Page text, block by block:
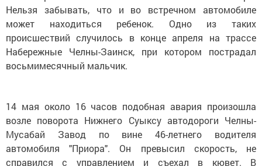
Нельзя забывать, что и во встречном автомобиле
может находиться ребенок. Одно из таких
происшествий случилось в конце апреля на трассе
Набережные Челны-Заинск, при котором пострадал
восьмимесячный мальчик.
14 мая около 16 часов подобная авария произошла
возле поворота Нижнего Суыксу автодороги Челны-
Мусабай Завод по вине 46-летнего водителя
автомобиля "Приора". Он превысил скорость, не
справился с управлением и съехал в кювет. В